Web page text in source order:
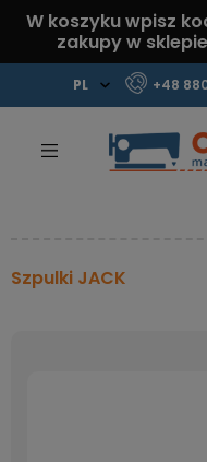
W koszyku wpisz
zakupy w
+48
Szpulki JACK